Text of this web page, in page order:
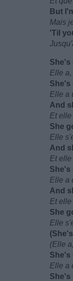
But
Mais
'Til
She's
Elle
She's
Elle a
And
Et
She
Elle
And
Et
She's
Elle a
And
Et
She
Elle
(Elle
She's
Elle a
She's